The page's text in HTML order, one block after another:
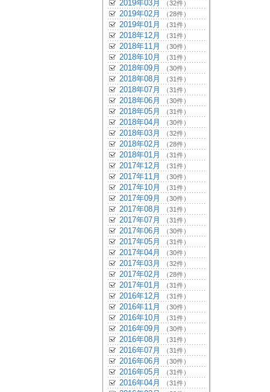
2019年03月 （32件）
2019年02月 （28件）
2019年01月 （31件）
2018年12月 （31件）
2018年11月 （30件）
2018年10月 （31件）
2018年09月 （30件）
2018年08月 （31件）
2018年07月 （31件）
2018年06月 （30件）
2018年05月 （31件）
2018年04月 （30件）
2018年03月 （32件）
2018年02月 （28件）
2018年01月 （31件）
2017年12月 （31件）
2017年11月 （30件）
2017年10月 （31件）
2017年09月 （30件）
2017年08月 （31件）
2017年07月 （31件）
2017年06月 （30件）
2017年05月 （31件）
2017年04月 （30件）
2017年03月 （32件）
2017年02月 （28件）
2017年01月 （31件）
2016年12月 （31件）
2016年11月 （30件）
2016年10月 （31件）
2016年09月 （30件）
2016年08月 （31件）
2016年07月 （31件）
2016年06月 （30件）
2016年05月 （31件）
2016年04月 （31件）